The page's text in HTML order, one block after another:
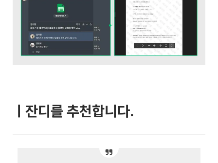
ㅣ잔디를 추천합니다.